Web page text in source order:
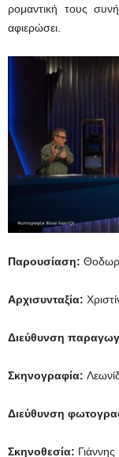
ρομαντική τους
αφιερώσει.
Παρουσίαση:
Αρχισυνταξία:
Διεύθυνση
Σκηνογραφία:
Διεύθυνση
Σκηνοθεσία: